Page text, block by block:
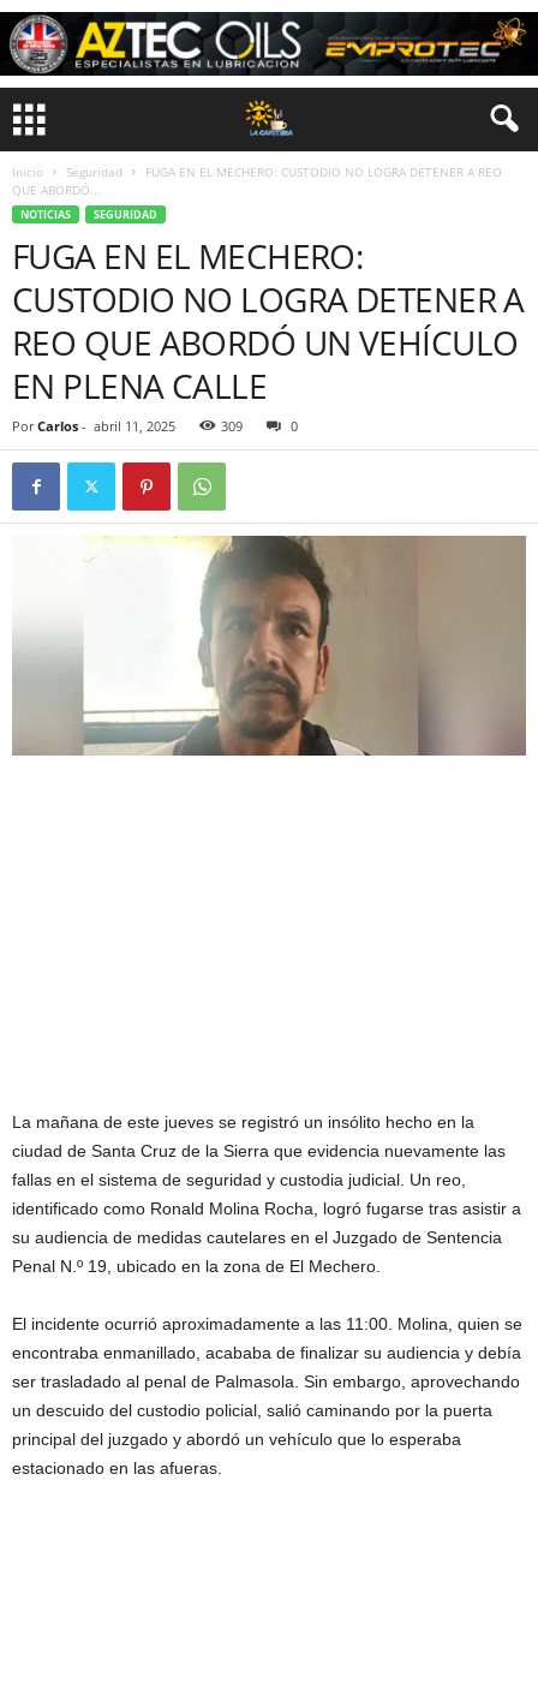
Inicio Seguridad
FUGA EN EL MECHERO: CUSTODIO NO LOGRA DETENER A REO
QUE ABORDÓ...
NOTICIAS SEGURIDAD
FUGA EN EL MECHERO:
CUSTODIO NO LOGRA DETENER A
REO QUE ABORDÓ UN VEHÍCULO
EN PLENA CALLE
Por Carlos - abril 11, 2025 309 0
La mañana de este jueves se registró un insólito hecho en la
ciudad de Santa Cruz de la Sierra que evidencia nuevamente las
fallas en el sistema de seguridad y custodia judicial. Un reo,
identificado como Ronald Molina Rocha, logró fugarse tras asistir a
su audiencia de medidas cautelares en el Juzgado de Sentencia
Penal N.º 19, ubicado en la zona de El Mechero.
El incidente ocurrió aproximadamente a las 11:00. Molina, quien se
encontraba enmanillado, acababa de finalizar su audiencia y debía
ser trasladado al penal de Palmasola. Sin embargo, aprovechando
un descuido del custodio policial, salió caminando por la puerta
principal del juzgado y abordó un vehículo que lo esperaba
estacionado en las afueras.